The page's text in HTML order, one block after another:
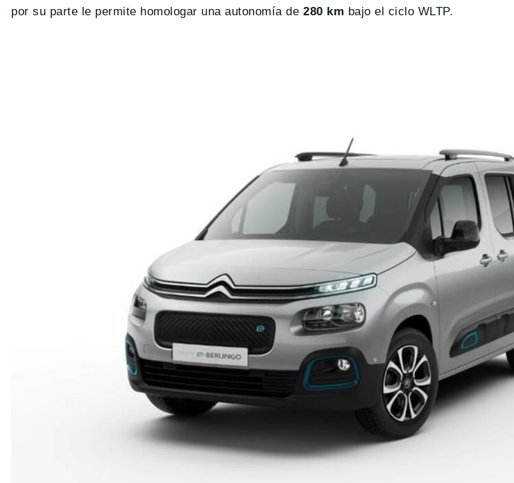
por su parte le permite homologar una autonomía de280 km bajo el ciclo WLTP.